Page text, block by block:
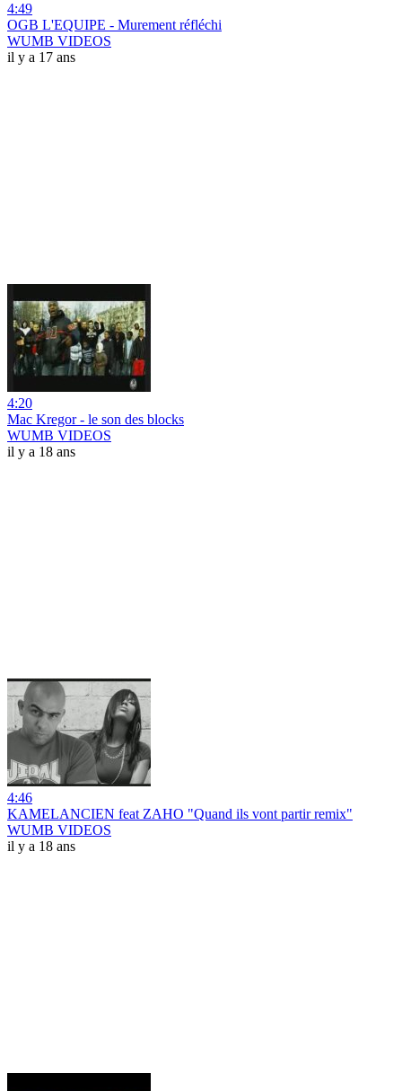
4:49
OGB L'EQUIPE - Murement réfléchi
WUMB VIDEOS
il y a 17 ans
4:20
Mac Kregor - le son des blocks
WUMB VIDEOS
il y a 18 ans
4:46
KAMELANCIEN feat ZAHO "Quand ils vont partir remix"
WUMB VIDEOS
il y a 18 ans